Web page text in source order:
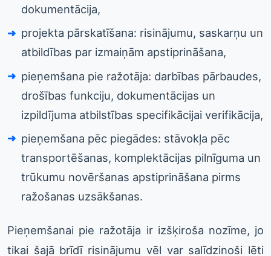
dokumentācija,
projekta pārskatīšana: risinājumu, saskarņu un
atbildības par izmaiņām apstiprināšana,
pieņemšana pie ražotāja: darbības pārbaudes,
drošības funkciju, dokumentācijas un
izpildījuma atbilstības specifikācijai verifikācija,
pieņemšana pēc piegādes: stāvokļa pēc
transportēšanas, komplektācijas pilnīguma un
trūkumu novēršanas apstiprināšana pirms
ražošanas uzsākšanas.
Pieņemšanai pie ražotāja ir izšķiroša nozīme, jo
tikai šajā brīdī risinājumu vēl var salīdzinoši lēti